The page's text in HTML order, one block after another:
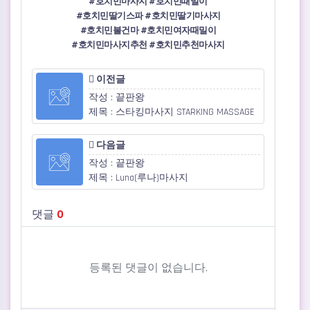
#호치민딸기스파#호치민딸기마사지
#호치민불건마 #호치민여자때밀이
#호치민마사지추천 #호치민추천마사지
이전글
작성 : 끝판왕
제목 : 스타킹마사지 STARKING MASSAGE
다음글
작성 : 끝판왕
제목 : Luna(루나)마사지
댓글 0
등록된 댓글이 없습니다.